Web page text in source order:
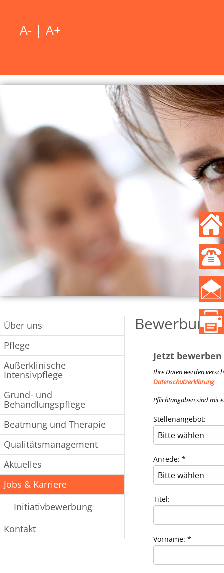
Über uns
Pflege
Außerklinische
Intensivpflege
Grund- und
Behandlungspflege
Beatmung und Therapie
Qualitätsmanagement
Aktuelles
Jobs & Karriere
Initiativbewerbung
Kontakt
A- | A+